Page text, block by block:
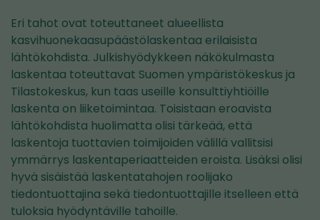
Eri tahot ovat toteuttaneet alueellista
kasvihuonekaasupäästölaskentaa erilaisista
lähtökohdista. Julkishyödykkeen näkökulmasta
laskentaa toteuttavat Suomen ympäristökeskus ja
Tilastokeskus, kun taas useille konsulttiyhtiöille
laskenta on liiketoimintaa. Toisistaan eroavista
lähtökohdista huolimatta olisi tärkeää, että
laskentoja tuottavien toimijoiden välillä vallitsisi
ymmärrys laskentaperiaatteiden eroista. Lisäksi olisi
hyvä sisäistää laskentatahojen roolijako
tiedontuottajina sekä tiedontuottajille itselleen että
tuloksia hyödyntäville tahoille.